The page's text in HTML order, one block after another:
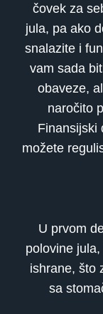
čovek za
jula, pa ako
snalazite i
vam sada
obaveze,
naročito
Finansijski
možete
U prvom
polovine
ishrane, što
sa